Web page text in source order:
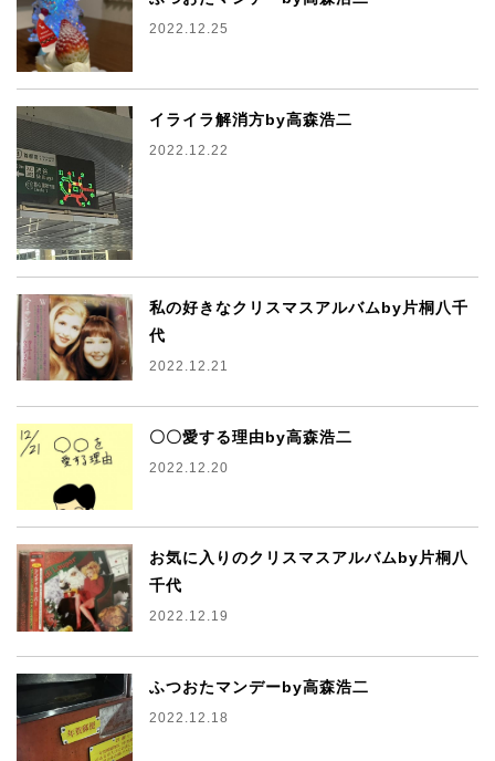
2022.12.25
イライラ解消方by高森浩二
2022.12.22
私の好きなクリスマスアルバムby片桐八千
代
2022.12.21
〇〇愛する理由by高森浩二
2022.12.20
お気に入りのクリスマスアルバムby片桐八
千代
2022.12.19
ふつおたマンデーby高森浩二
2022.12.18